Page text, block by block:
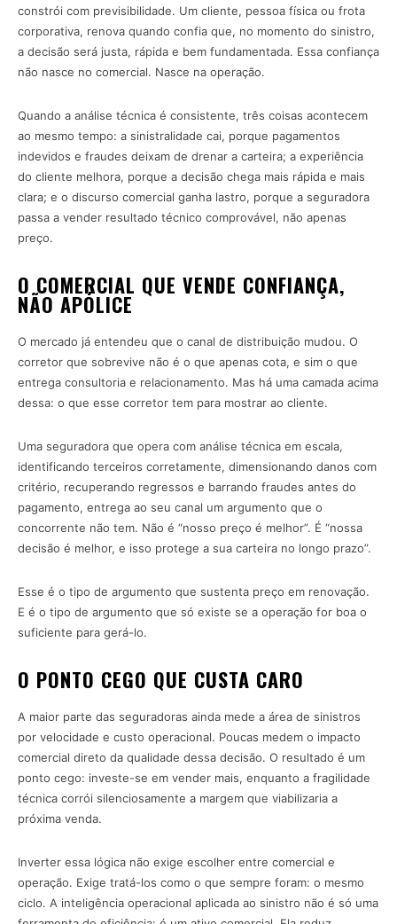
constrói com previsibilidade. Um cliente, pessoa física ou frota
corporativa, renova quando confia que, no momento do sinistro,
a decisão será justa, rápida e bem fundamentada. Essa confiança
não nasce no comercial. Nasce na operação.
Quando a análise técnica é consistente, três coisas acontecem
ao mesmo tempo: a sinistralidade cai, porque pagamentos
indevidos e fraudes deixam de drenar a carteira; a experiência
do cliente melhora, porque a decisão chega mais rápida e mais
clara; e o discurso comercial ganha lastro, porque a seguradora
passa a vender resultado técnico comprovável, não apenas
preço.
O COMERCIAL QUE VENDE CONFIANÇA,
NÃO APÓLICE
O mercado já entendeu que o canal de distribuição mudou. O
corretor que sobrevive não é o que apenas cota, e sim o que
entrega consultoria e relacionamento. Mas há uma camada acima
dessa: o que esse corretor tem para mostrar ao cliente.
Uma seguradora que opera com análise técnica em escala,
identificando terceiros corretamente, dimensionando danos com
critério, recuperando regressos e barrando fraudes antes do
pagamento, entrega ao seu canal um argumento que o
concorrente não tem. Não é “nosso preço é melhor”. É “nossa
decisão é melhor, e isso protege a sua carteira no longo prazo”.
Esse é o tipo de argumento que sustenta preço em renovação.
E é o tipo de argumento que só existe se a operação for boa o
suficiente para gerá-lo.
O PONTO CEGO QUE CUSTA CARO
A maior parte das seguradoras ainda mede a área de sinistros
por velocidade e custo operacional. Poucas medem o impacto
comercial direto da qualidade dessa decisão. O resultado é um
ponto cego: investe-se em vender mais, enquanto a fragilidade
técnica corrói silenciosamente a margem que viabilizaria a
próxima venda.
Inverter essa lógica não exige escolher entre comercial e
operação. Exige tratá-los como o que sempre foram: o mesmo
ciclo. A inteligência operacional aplicada ao sinistro não é só uma